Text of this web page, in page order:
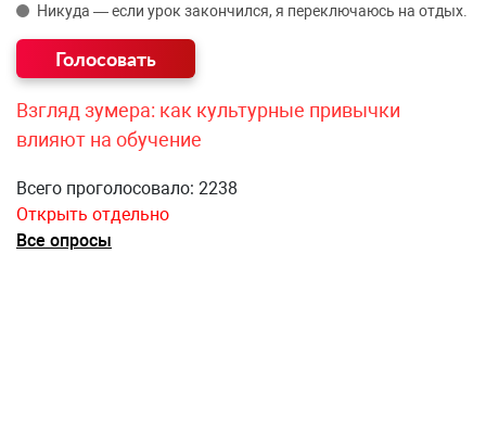
Никуда — если урок закончился, я переключаюсь на отдых.
Взгляд зумера: как культурные привычки
влияют на обучение
Всего проголосовало: 2238
Открыть отдельно
Все опросы